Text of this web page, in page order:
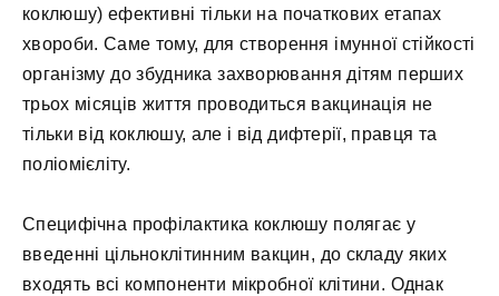
коклюшу) ефективні тільки на початкових етапах
хвороби. Саме тому, для створення імунної стійкості
організму до збудника захворювання дітям перших
трьох місяців життя проводиться вакцинація не
тільки від коклюшу, але і від дифтерії, правця та
поліомієліту.
Специфічна профілактика коклюшу полягає у
введенні цільноклітинним вакцин, до складу яких
входять всі компоненти мікробної клітини. Однак